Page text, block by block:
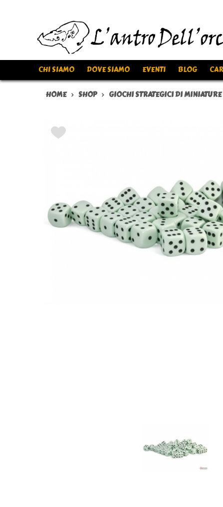
CHI SIAMO DOVE SIAMO EVENTI BLOG
HOME SHOP GIOCHI STRATEGICI DI MINIATURE